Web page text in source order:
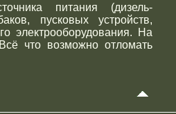
питания (дизель-
пусковых устройств,
электрооборудования. На
что возможно отломать